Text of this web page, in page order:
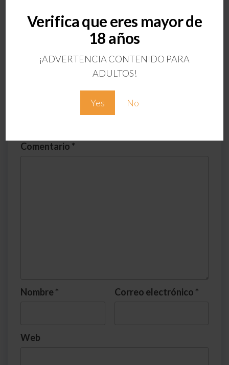
Verifica que eres mayor de
18 años
¡ADVERTENCIA CONTENIDO PARA
ADULTOS!
Yes No
ANTERIOR
COLLAR FORRADO
TITANIUM
Deja una respuesta
Tu dirección de correo electrónico no será
Los campos obligatorios están
Comentario *
Nombre * Correo electrónico *
Web